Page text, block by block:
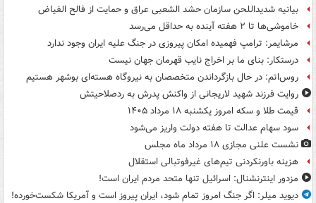
بیانیه شدیداللحن سازمان حشد الشعبی عراق و حمایت از فالح الفیاض
خاموشی‌ها تا ۲ هفته آینده به حداقل می‌رسد
مرشایمر: ترامپ فهمیده امکان پیروزی در جنگ علیه ایران وجود ندارد
درستکار: بنای ما بر اخراج نایب قهرمان جهان نیست
روس‌اتم: در حال بازگرداندن متخصصان به نیروگاه هسته‌ای بوشهر هستیم
روایت فرزند شهید لاریجانی از واکنش پدرش به ردصلاحیتش
قیمت طلا و سکه امروز یکشنبه ۱۸ مرداد ۱۴۰۵
سود سهام عدالت تا هفته دولت واریز می‌شود
نشست علنی مجازی ۱۸ مرداد ماه مجلس
هزینه باورنکردنی تیم‌های غیرفوتبالی استقلال
مزدور اینترنشنال: اسرائیل تنها متحد مردم ایران است!
دیوید میلر: اگر جنگ امروز تمام شود، ایران پیروز است و آمریکا شکست‌خورده!